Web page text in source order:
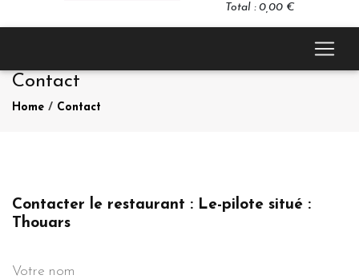
Total : 0,00 €
Contact
Home / Contact
Contacter le restaurant : Le-pilote situé :
Thouars
Votre nom